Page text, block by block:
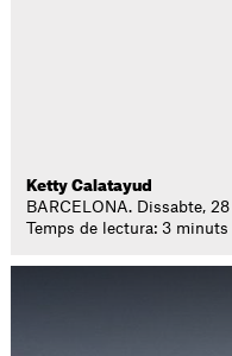
Ketty Calatayud
BARCELONA. Dissabte,
Temps de lectura: 3 minuts